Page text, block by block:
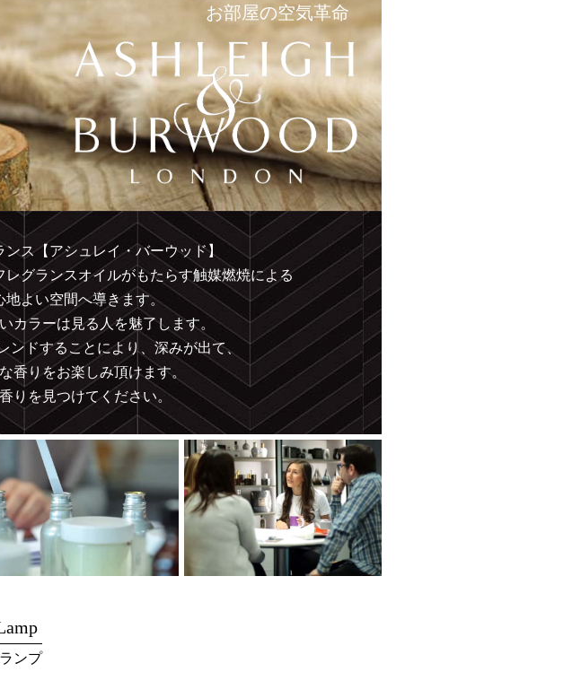
お部屋の空気革命
ス【アシュレイ・バーウッド】
グランスオイルがもたらす触媒燃焼による
よい空間へ導きます。
カラーは見る人を魅了します。
ドすることにより、深みが出て、
香りをお楽しみ頂けます。
りを見つけてください。
ンプ